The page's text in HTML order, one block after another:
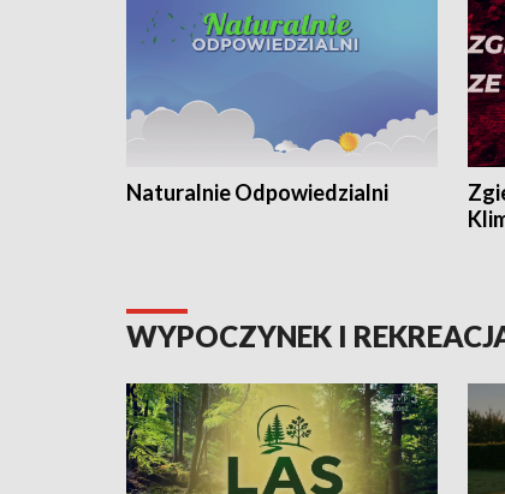
Naturalnie Odpowiedzialni
WYPOCZYNEK I